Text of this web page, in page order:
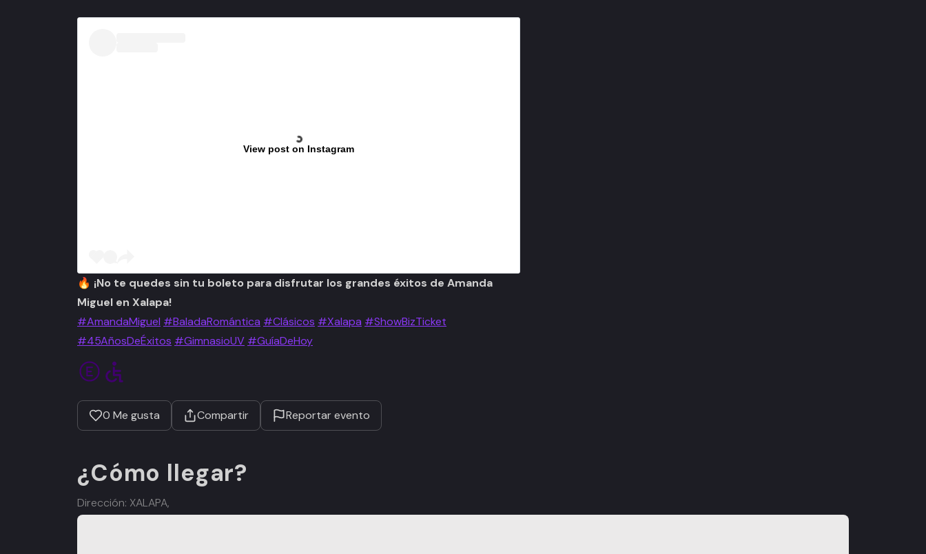
View post on Instagram
🔥 ¡No te quedes sin tu boleto para disfrutar los grandes éxitos de Amanda
Miguel en Xalapa!
#AmandaMiguel #BaladaRomántica #Clásicos #Xalapa #ShowBizTicket
#45AñosDeÉxitos #GimnasioUV #GuíaDeHoy
0 Me gusta Compartir Reportar evento
¿Cómo llegar?
Dirección: XALAPA,